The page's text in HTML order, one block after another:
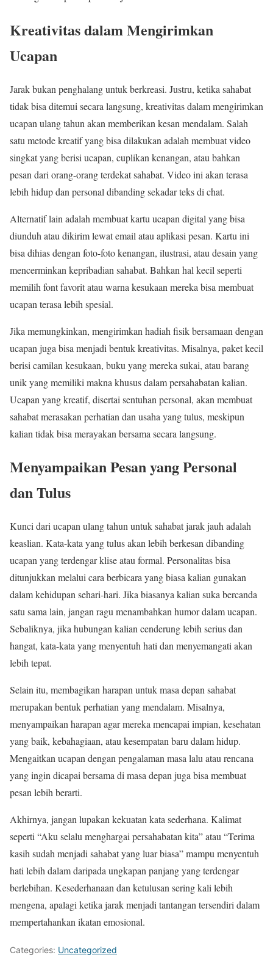
Kreativitas dalam Mengirimkan
Ucapan
Jarak bukan penghalang untuk berkreasi. Justru, ketika sahabat
tidak bisa ditemui secara langsung, kreativitas dalam mengirimkan
ucapan ulang tahun akan memberikan kesan mendalam. Salah
satu metode kreatif yang bisa dilakukan adalah membuat video
singkat yang berisi ucapan, cuplikan kenangan, atau bahkan
pesan dari orang-orang terdekat sahabat. Video ini akan terasa
lebih hidup dan personal dibanding sekadar teks di chat.
Alternatif lain adalah membuat kartu ucapan digital yang bisa
diunduh atau dikirim lewat email atau aplikasi pesan. Kartu ini
bisa dihias dengan foto-foto kenangan, ilustrasi, atau desain yang
mencerminkan kepribadian sahabat. Bahkan hal kecil seperti
memilih font favorit atau warna kesukaan mereka bisa membuat
ucapan terasa lebih spesial.
Jika memungkinkan, mengirimkan hadiah fisik bersamaan dengan
ucapan juga bisa menjadi bentuk kreativitas. Misalnya, paket kecil
berisi camilan kesukaan, buku yang mereka sukai, atau barang
unik yang memiliki makna khusus dalam persahabatan kalian.
Ucapan yang kreatif, disertai sentuhan personal, akan membuat
sahabat merasakan perhatian dan usaha yang tulus, meskipun
kalian tidak bisa merayakan bersama secara langsung.
Menyampaikan Pesan yang Personal
dan Tulus
Kunci dari ucapan ulang tahun untuk sahabat jarak jauh adalah
keaslian. Kata-kata yang tulus akan lebih berkesan dibanding
ucapan yang terdengar klise atau formal. Personalitas bisa
ditunjukkan melalui cara berbicara yang biasa kalian gunakan
dalam kehidupan sehari-hari. Jika biasanya kalian suka bercanda
satu sama lain, jangan ragu menambahkan humor dalam ucapan.
Sebaliknya, jika hubungan kalian cenderung lebih serius dan
hangat, kata-kata yang menyentuh hati dan menyemangati akan
lebih tepat.
Selain itu, membagikan harapan untuk masa depan sahabat
merupakan bentuk perhatian yang mendalam. Misalnya,
menyampaikan harapan agar mereka mencapai impian, kesehatan
yang baik, kebahagiaan, atau kesempatan baru dalam hidup.
Mengaitkan ucapan dengan pengalaman masa lalu atau rencana
yang ingin dicapai bersama di masa depan juga bisa membuat
pesan lebih berarti.
Akhirnya, jangan lupakan kekuatan kata sederhana. Kalimat
seperti “Aku selalu menghargai persahabatan kita” atau “Terima
kasih sudah menjadi sahabat yang luar biasa” mampu menyentuh
hati lebih dalam daripada ungkapan panjang yang terdengar
berlebihan. Kesederhanaan dan ketulusan sering kali lebih
mengena, apalagi ketika jarak menjadi tantangan tersendiri dalam
mempertahankan ikatan emosional.
Categories: Uncategorized